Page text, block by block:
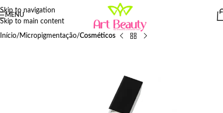
Skip to navigation
Skip to main content
MENU
Início Micropigmentação Cosméticos